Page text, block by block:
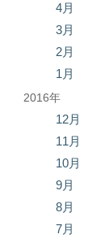
4月
3月
2月
1月
2016年
12月
11月
10月
9月
8月
7月